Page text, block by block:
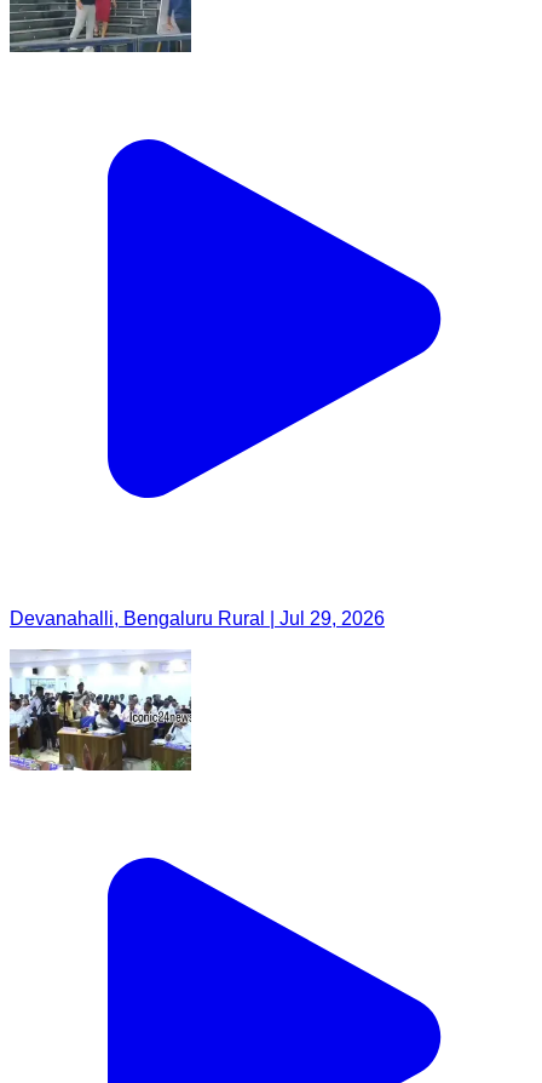
Devanahalli, Bengaluru Rural | Jul 29, 2026